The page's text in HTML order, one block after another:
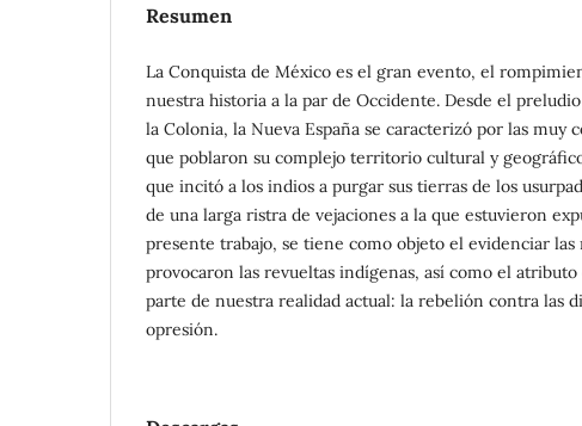
Resumen
La Conquista de México es el gran evento, el
nuestra historia a la par de Occidente. Desde el
la Colonia, la Nueva España se caracterizó por las muy
que poblaron su complejo territorio cultural y
que incitó a los indios a purgar sus tierras de los
de una larga ristra de vejaciones a la que estuvieron
presente trabajo, se tiene como objeto el evidenciar las
provocaron las revueltas indígenas, así como el
parte de nuestra realidad actual: la rebelión contra las
opresión.